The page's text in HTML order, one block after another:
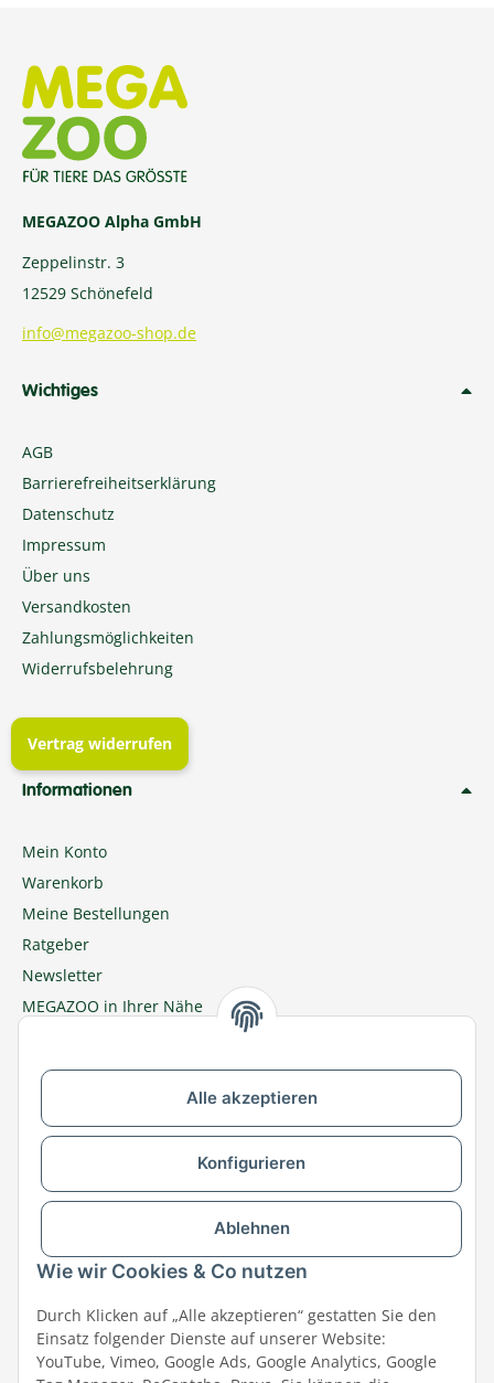
Alle akzeptieren
Konfigurieren
Ablehnen
Wie wir Cookies & Co nutzen
Durch Klicken auf „Alle akzeptieren“ gestatten Sie den
Einsatz folgender Dienste auf unserer Website:
YouTube, Vimeo, Google Ads, Google Analytics, Google
MEGAZOO Alpha GmbH
Zeppelinstr. 3
12529 Schönefeld
info@megazoo-shop.de
Wichtiges
AGB
Barrierefreiheitserklärung
Datenschutz
Impressum
Über uns
Versandkosten
Zahlungsmöglichkeiten
Widerrufsbelehrung
Vertrag widerrufen
Informationen
Mein Konto
Warenkorb
Meine Bestellungen
Ratgeber
Newsletter
MEGAZOO in Ihrer Nähe
Zu MEGAZOO-nord.de wechseln
Versandpartner & Zahlungsmöglichkeiten